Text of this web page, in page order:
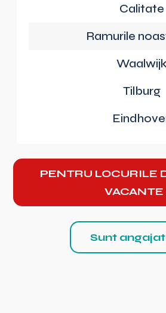
Calitate
Ramurile
Tilburg
PENTRU LOCURILE
VACANTE
Sunt